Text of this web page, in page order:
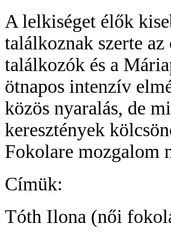
A lelkiséget élők
találkoznak szerte
találkozók és a
ötnapos intenzív
közös nyaralás, de
keresztények
Fokolare mozgalom
Címük:
Tóth Ilona (női